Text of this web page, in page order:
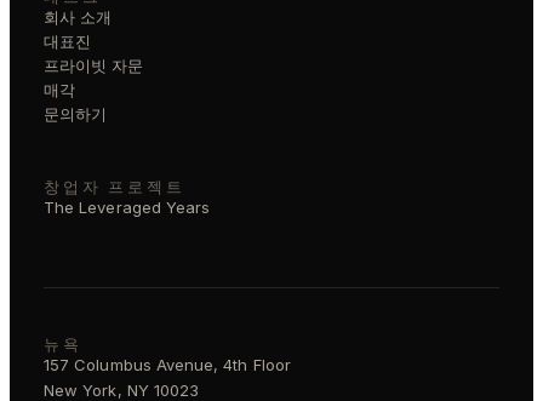
회사 소개
대표진
프라이빗 자문
매각
문의하기
창업자 프로젝트
The Leveraged Years
뉴욕
157 Columbus Avenue, 4th Floor
New York, NY 10023